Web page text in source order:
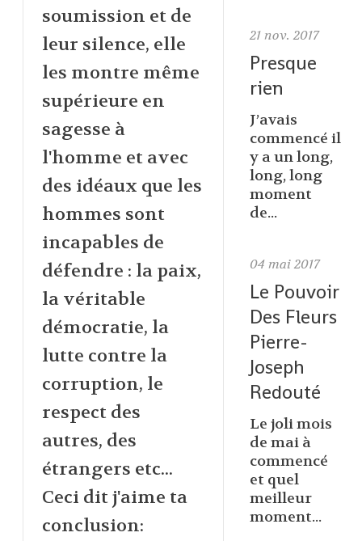
soumission et de
leur silence, elle
les montre même
supérieure en
sagesse à
l'homme et avec
des idéaux que les
hommes sont
incapables de
défendre : la paix,
la véritable
démocratie, la
lutte contre la
corruption, le
respect des
autres, des
étrangers etc...
Ceci dit j'aime ta
conclusion:
21 nov. 2017
Presque
rien
J’avais
commencé il
y a un long,
long, long
moment
de...
04 mai 2017
Le Pouvoir
Des Fleurs
Pierre-
Joseph
Redouté
Le joli mois
de mai à
commencé
et quel
meilleur
moment...